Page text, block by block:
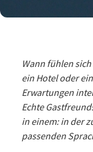
Wann fühlen sich
ein Hotel oder
Erwartungen
Echte
in einem: in der
passenden